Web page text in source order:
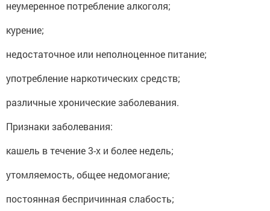
неумеренное потребление алкоголя;
курение;
недостаточное или неполноценное питание;
употребление наркотических средств;
различные хронические заболевания.
Признаки заболевания:
кашель в течение 3-х и более недель;
утомляемость, общее недомогание;
постоянная беспричинная слабость;